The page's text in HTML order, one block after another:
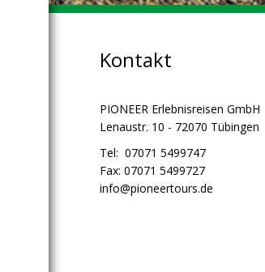
Kontakt
PIONEER Erlebnisreisen GmbH
Lenaustr. 10 - 72070 Tübingen
Tel: 07071 5499747
Fax: 07071 5499727
info@pioneertours.de